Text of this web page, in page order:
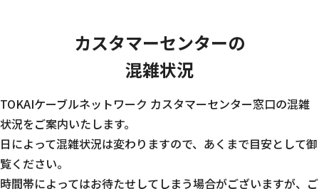
カスタマーセンターの
混雑状況
TOKAIケーブルネットワーク カスタマーセンター窓口の混雑
状況をご案内いたします。
日によって混雑状況は変わりますので、あくまで目安として御
覧ください。
時間帯によってはお待たせしてしまう場合がございますが、ご